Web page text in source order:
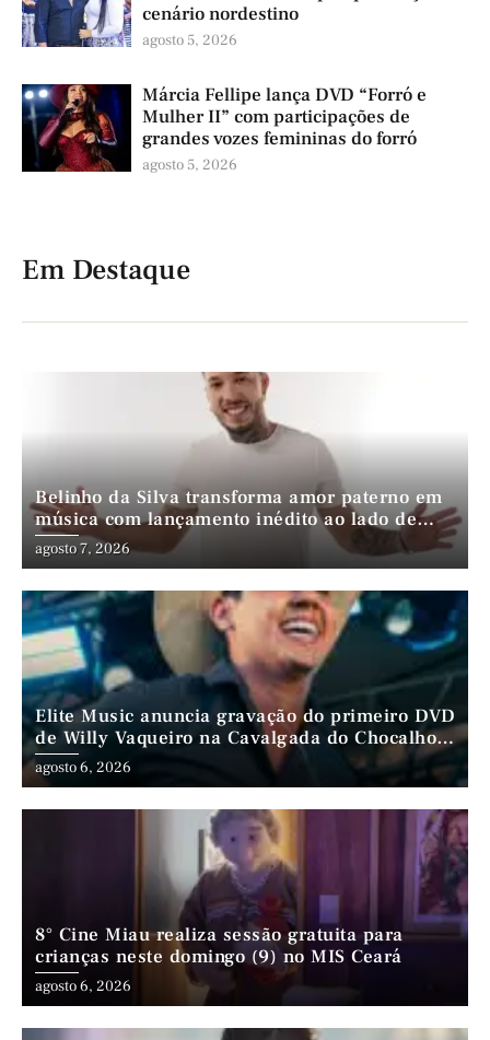
cenário nordestino
agosto 5, 2026
Márcia Fellipe lança DVD “Forró e
Mulher II” com participações de
grandes vozes femininas do forró
agosto 5, 2026
Em Destaque
Belinho da Silva transforma amor paterno em
música com lançamento inédito ao lado de
André da Mata e Mateus Farias
agosto 7, 2026
Elite Music anuncia gravação do primeiro DVD
de Willy Vaqueiro na Cavalgada do Chocalho
(PE)
agosto 6, 2026
8° Cine Miau realiza sessão gratuita para
crianças neste domingo (9) no MIS Ceará
agosto 6, 2026